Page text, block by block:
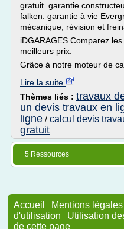
gratuit. garantie
falken. garantie à vie
mécanique, révision et
iDGARAGES Comparez
meilleurs prix.
Grâce à notre moteur de
Lire la suite
Thèmes liés : travaux
un devis travaux en
ligne / calcul devis
gratuit
5 Ressources
Accueil | Mentions légales
d'utilisation | Utilisation
de cette page